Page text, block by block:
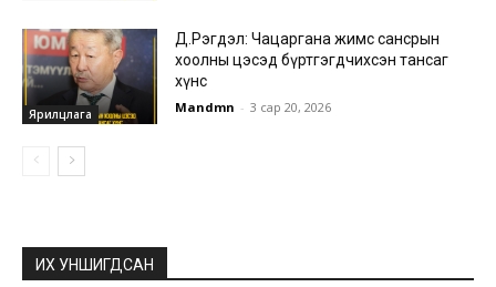
Ярилцлага
Д.Рэгдэл: Чацаргана жимс сансрын
хоолны цэсэд бүртгэгдчихсэн тансаг
хүнс
Mandmn - 3 сар 20, 2026
ИХ УНШИГДСАН